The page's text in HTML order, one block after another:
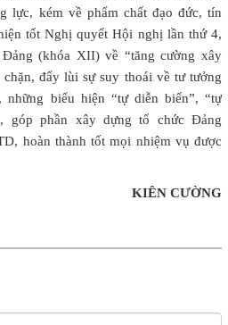
lực, kém về phẩm chất đạo đức, tín
tốt Nghị quyết Hội nghị lần thứ 4,
(khóa XII) về “tăng cường xây
đẩy lùi sự suy thoái về tư tưởng
biểu hiện “tự diễn biến”, “tự
góp phần xây dựng tổ chức Đảng
hoàn thành tốt mọi nhiệm vụ được
KIÊN CƯỜNG